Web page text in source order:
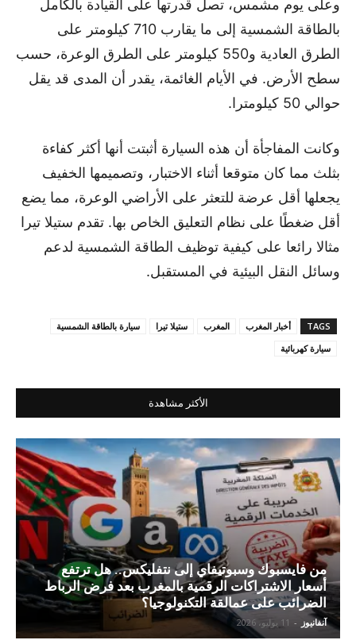
وعلى يوم مشمس، تصل قدرتها على القيادة بالكامل
بالطاقة الشمسية إلى ما يقارب 710 كيلومتر على
الطرق العادية و550 كيلومتر على الطرق الوعرة، حسب
سطح الأرض. في الأيام الغائمة، يقدر أن المدى قد يقل
حوالي 50 كيلومترا.
وكانت المفاجأة أن هذه السيارة أثبتت أنها أكثر كفاءة
بثلث مما كان متوقعا أثناء الاختبار، وتصميمها الخفيف
يجعلها أقل عرضة للتعثر على الأراضي الوعرة، مما يضع
أقل ضغطًا على نظام التعليق الخاص بها. تقدم ستيلا تيرا
مثالا رائعا على كيفية توظيف الطاقة الشمسية لدعم
وسائل النقل البيئية في المستقبل.
TAGS أخبار المغرب المغرب ستيلا تيرا
سيارة بالطاقة الشمسية
سيارة كهربائية
الأكثر مشاهدة
من فايسبوك وسبوتيفاي إلى نتفليكس.. هل ترتفع
أسعار الاشتراكات الرقمية بالمغرب بعد فرض الرباط
الضرائب على عمالقة التكنولوجيا؟
آنفانيوز - 11 يوليو، 2026